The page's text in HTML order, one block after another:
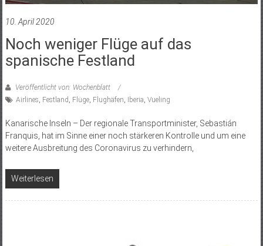
10. April 2020
Noch weniger Flüge auf das
spanische Festland
Veröffentlicht von: Wochenblatt
Airlines, Festland , Flüge, Flughäfen, Iberia, Vueling
Kanarische Inseln – Der regionale Transportminister, Sebastián
Franquis, hat im Sinne einer noch stärkeren Kontrolle und um eine
weitere Ausbreitung des Coronavirus zu verhindern,
Weiterlesen